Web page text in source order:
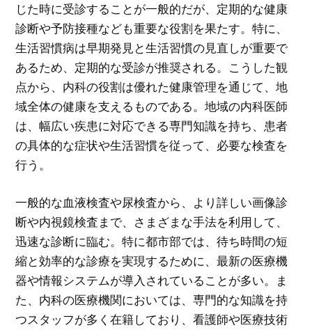
じた時に受診することが一般的だが、定期的な健康
診断や予防接種なども重要な役割を果たす。特に、
生活習慣病は早期発見と生活習慣の見直しが重要で
あるため、定期的な受診が推奨される。こうした観
点から、内科の役割は優れた健康管理を通じて、地
域全体の健康を支えるものである。地域の内科医師
は、幅広い疾患に対応できる専門知識を持ち、患者
の具体的な症状や生活習慣を従って、必要な検査を
行う。
一般的な血液検査や尿検査から、より詳しい画像診
断や内視鏡検査まで、さまざまな手法を利用して、
迅速な診断に臨む。特に都市部では、待ち時間の短
縮と効率的な診療を実現するために、最新の医療機
器や情報システムが導入されていることが多い。ま
た、内科の医療機関においては、専門的な知識を持
つスタッフが多く在籍しており、看護師や医療技術